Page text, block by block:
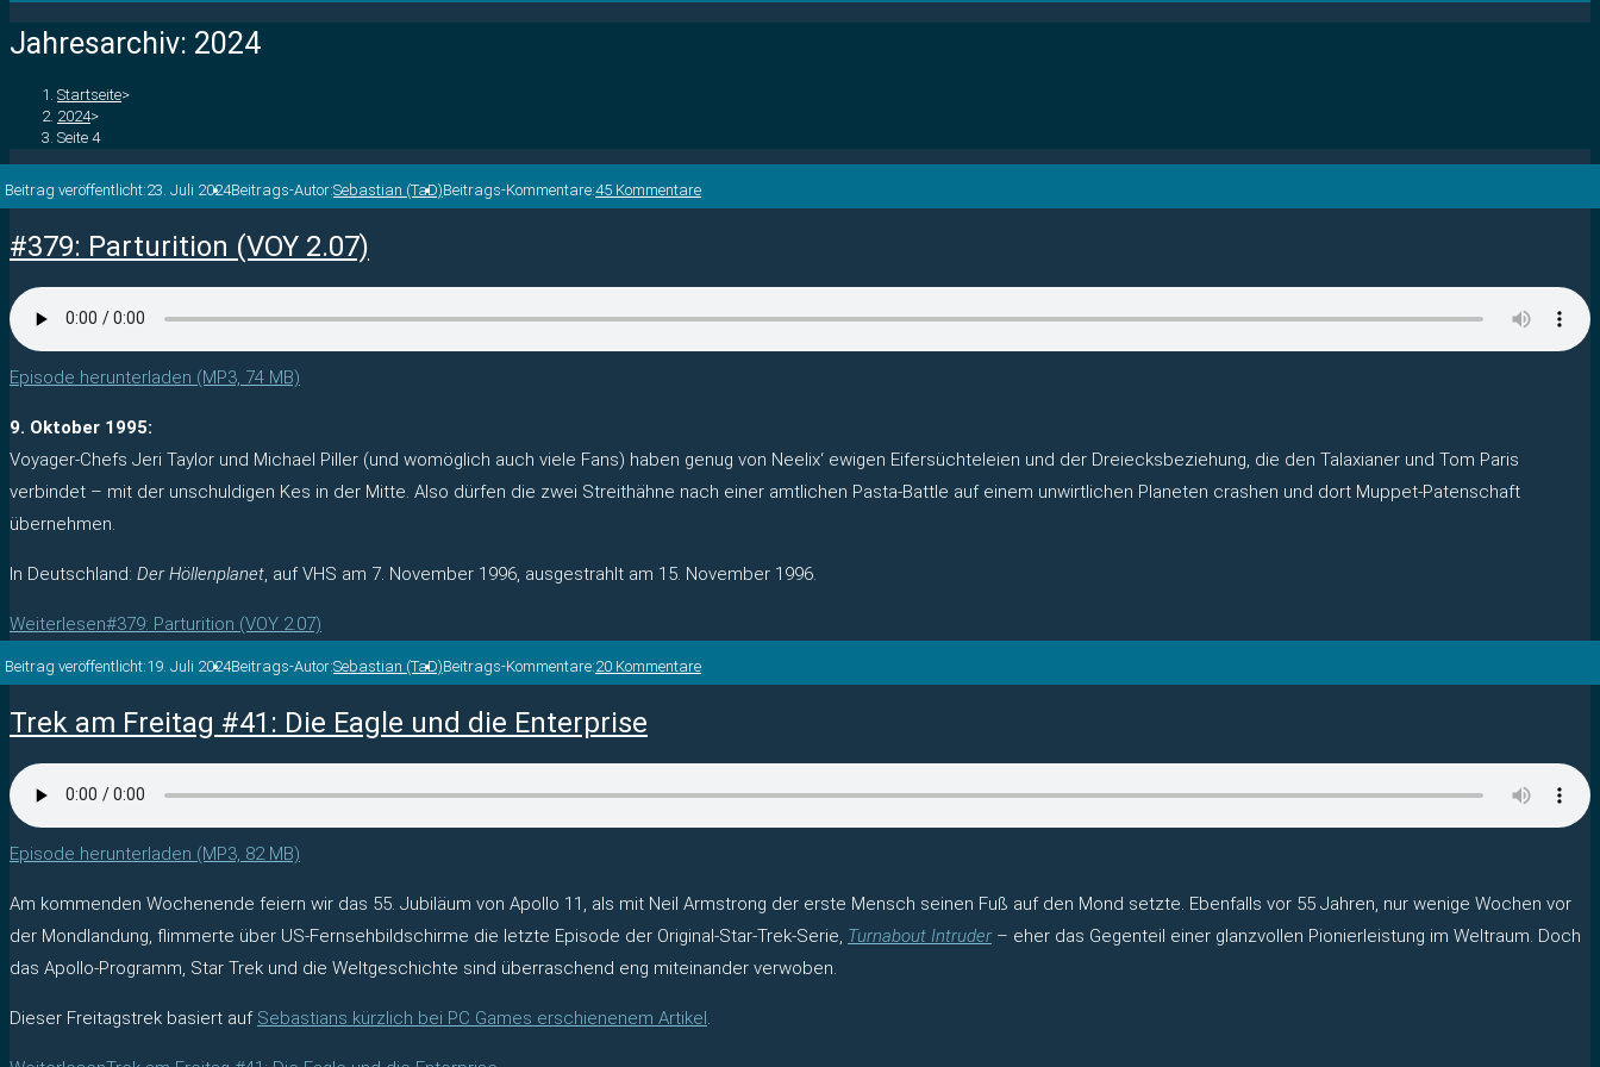
Jahresarchiv: 2024
Startseite>
2024>
Seite 4
Beitrag veröffentlicht:23. Juli 2024Beitrags-Autor:Sebastian (TaD)Beitrags-Kommentare:45 Kommentare
#379: Parturition (VOY 2.07)
Episode herunterladen (MP3, 74 MB)
9. Oktober 1995:
Voyager-Chefs Jeri Taylor und Michael Piller (und womöglich auch viele Fans) haben genug von Neelix‘ ewigen Eifersüchteleien und der Dreiecksbeziehung, die den Talaxianer und Tom Paris
verbindet – mit der unschuldigen Kes in der Mitte. Also dürfen die zwei Streithähne nach einer amtlichen Pasta-Battle auf einem unwirtlichen Planeten crashen und dort Muppet-Patenschaft
übernehmen.
In Deutschland: Der Höllenplanet, auf VHS am 7. November 1996, ausgestrahlt am 15. November 1996.
Weiterlesen#379: Parturition (VOY 2.07)
Beitrag veröffentlicht:19. Juli 2024Beitrags-Autor:Sebastian (TaD)Beitrags-Kommentare:20 Kommentare
Trek am Freitag #41: Die Eagle und die Enterprise
Episode herunterladen (MP3, 82 MB)
Am kommenden Wochenende feiern wir das 55. Jubiläum von Apollo 11, als mit Neil Armstrong der erste Mensch seinen Fuß auf den Mond setzte. Ebenfalls vor 55 Jahren, nur wenige Wochen vor
der Mondlandung, flimmerte über US-Fernsehbildschirme die letzte Episode der Original-Star-Trek-Serie, Turnabout Intruder– eher das Gegenteil einer glanzvollen Pionierleistung im Weltraum. Doch
das Apollo-Programm, Star Trek und die Weltgeschichte sind überraschend eng miteinander verwoben.
Dieser Freitagstrek basiert auf Sebastians kürzlich bei PC Games erschienenem Artikel.